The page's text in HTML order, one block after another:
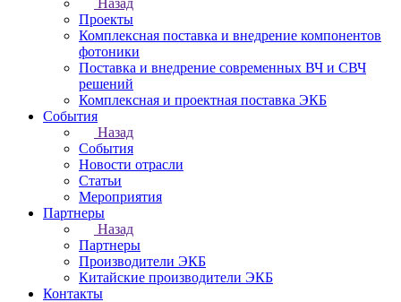
Назад
Проекты
Комплексная поставка и внедрение компонентов
фотоники
Поставка и внедрение современных ВЧ и СВЧ
решений
Комплексная и проектная поставка ЭКБ
События
Назад
События
Новости отрасли
Статьи
Мероприятия
Партнеры
Назад
Партнеры
Производители ЭКБ
Китайские производители ЭКБ
Контакты